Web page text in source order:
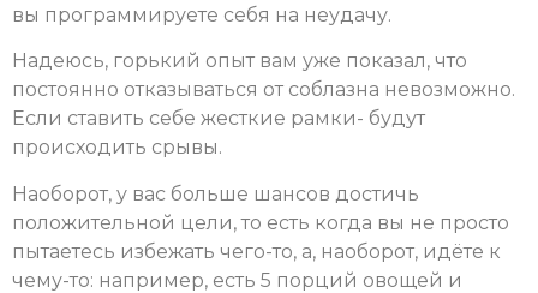
вы программируете себя на неудачу.
Надеюсь, горький опыт вам уже показал, что
постоянно отказываться от соблазна невозможно.
Если ставить себе жесткие рамки- будут
происходить срывы.
Наоборот, у вас больше шансов достичь
положительной цели, то есть когда вы не просто
пытаетесь избежать чего-то, а, наоборот, идёте к
чему-то: например, есть 5 порций овощей и